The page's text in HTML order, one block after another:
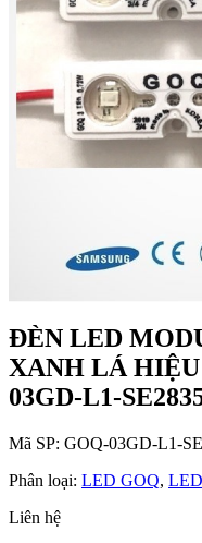
ĐÈN LED
XANH LÁ
03GD-L1-
Mã SP: GOQ-03GD-L1-
Phân loại: LED GOQ,
Liên hệ